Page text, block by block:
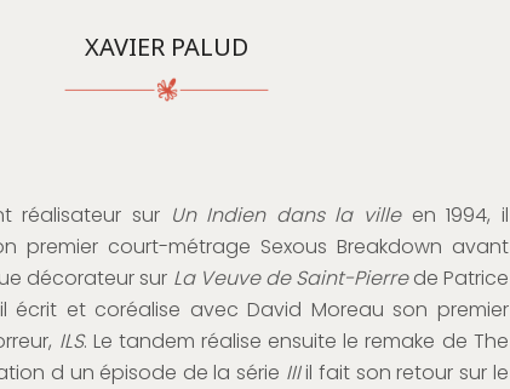
XAVIER PALUD
réalisateur sur Un Indien dans la villeen 1994, il
premier court-métrage Sexous Breakdown avant
décorateur sur La Veuve de Saint-Pierrede Patrice
écrit et coréalise avec David Moreau son premier
ILS. Le tandem réalise ensuite le remake de The
d un épisode de la série IIIil fait son retour sur le